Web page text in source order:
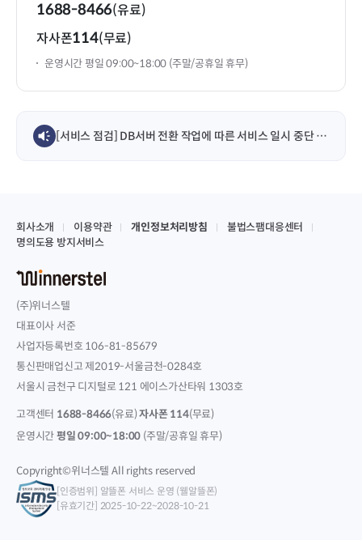
1688-8466(유료)
자사폰114(무료)
운영시간 평일 09:00~18:00 (주말/공휴일 휴무)
[서비스 점검] DB서버 전환 작업에 따른 서비스 일시 중단 안내
회사소개 이용약관 개인정보처리방침
불법스팸대응센터
명의도용 방지서비스
(주)위너스텔
대표이사 서준
사업자등록번호 106-81-85679
통신판매업신고 제2019-서울금천-0284호
서울시 금천구 디지털로 121 에이스가산타워 1303호
고객센터 1688-8466(유료)자사폰 114(무료)
운영시간평일 09:00~18:00 (주말/공휴일 휴무)
Copyright©위너스텔 All rights reserved
[인증범위] 알뜰폰 서비스 운영 (웰알뜰폰)
[유효기간] 2025-10-22~2028-10-21